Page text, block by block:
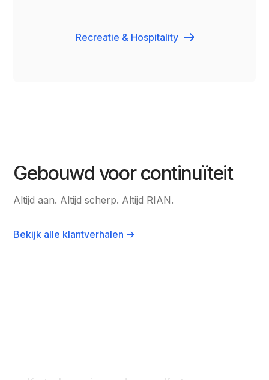
Recreatie & Hospitality
Gebouwd voor continuïteit
Altijd aan. Altijd scherp. Altijd RIAN.
Bekijk alle klantverhalen ->